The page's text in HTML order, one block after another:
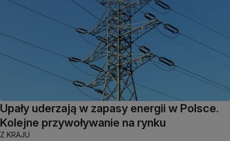
Upały uderzają w zapasy energii w Polsce.
Kolejne przywoływanie na rynku
Z KRAJU